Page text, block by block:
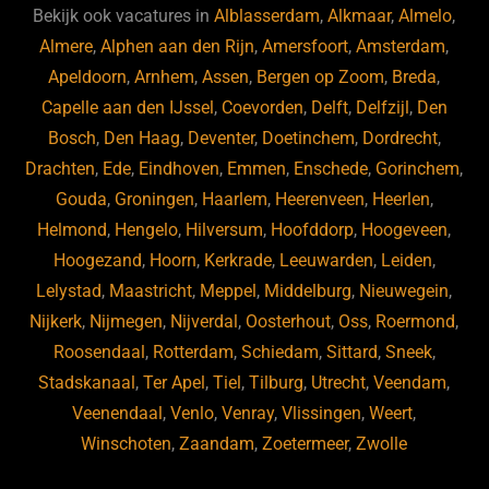
b
o
o
k
ky dI
n
Bekijk ook vacatures inAlblasserdam,Alkmaar,Almelo,
Almere,Alphen aan den Rijn,Amersfoort,Amsterdam,
Apeldoorn,Arnhem,Assen, Bergen op Zoom, Breda,
Capelle aan den IJssel, Coevorden, Delft, Delfzijl, Den
Bosch, Den Haag, Deventer, Doetinchem, Dordrecht,
Drachten, Ede, Eindhoven, Emmen, Enschede, Gorinchem,
Gouda, Groningen, Haarlem, Heerenveen, Heerlen,
Helmond, Hengelo, Hilversum, Hoofddorp, Hoogeveen,
Hoogezand, Hoorn, Kerkrade, Leeuwarden, Leiden,
Lelystad, Maastricht, Meppel, Middelburg, Nieuwegein,
Nijkerk, Nijmegen, Nijverdal, Oosterhout, Oss, Roermond,
Roosendaal, Rotterdam, Schiedam, Sittard, Sneek,
Stadskanaal,Ter Apel,Tiel,Tilburg, Utrecht,Veendam,
Veenendaal,Venlo,Venray,Vlissingen,Weert,
Winschoten,Zaandam,Zoetermeer,Zwolle